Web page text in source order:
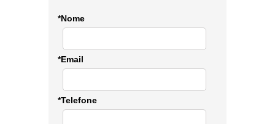
*Nome
*Email
*Telefone